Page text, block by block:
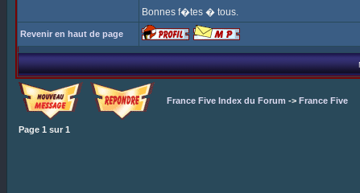
Bonnes f�tes � tous.
Revenir en haut de page
France Five Index du Forum -> France Five
Page 1 sur 1